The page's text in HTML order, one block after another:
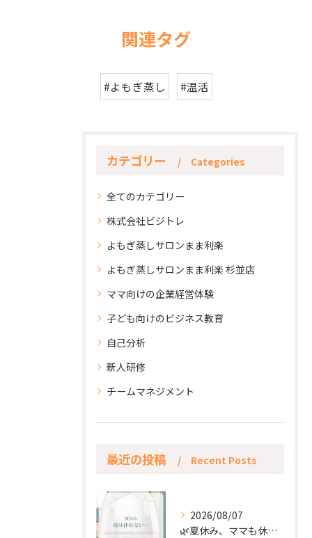
関連タグ
#よもぎ蒸し #温活
カテゴリー Categories
全てのカテゴリー
株式会社ビジトレ
よもぎ蒸しサロンまま利楽
よもぎ蒸しサロンまま利楽 杉並店
ママ向けの企業経営体験
子ども向けのビジネス教育
自己分析
新人研修
チームマネジメント
最近の投稿 Recent Posts
2026/08/07
🌿夏休み、ママも休もう🌿